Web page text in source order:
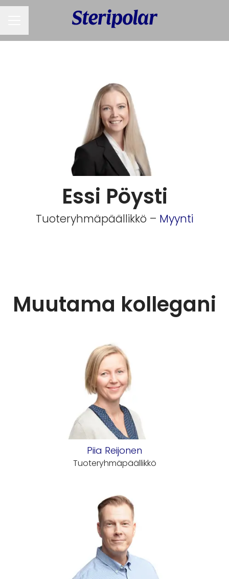
Essi Pöysti
Tuoteryhmäpäällikkö – Myynti
Muutama kollegani
Piia Reijonen
Tuoteryhmäpäällikkö